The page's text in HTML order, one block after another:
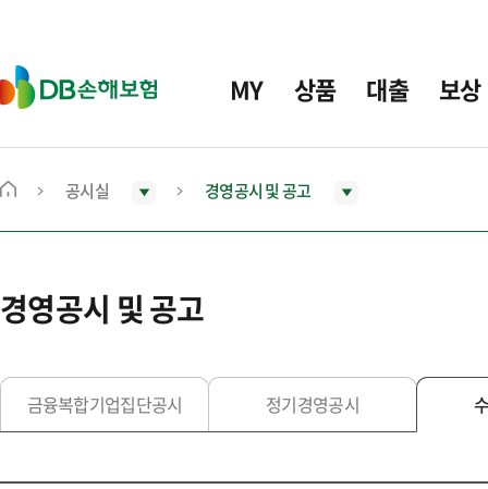
D
B
보
MY 상품 대출 보상
메
으
로
동
공시실 경영공시 및 공고
경영공시 및 공고
금융복합기업집단공시 정기경영공시